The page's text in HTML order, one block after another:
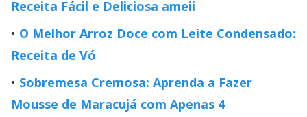
Receita Fácil e Deliciosa ameii
O Melhor Arroz Doce com Leite Condensado:
Receita de Vó
Sobremesa Cremosa: Aprenda a Fazer
Mousse de Maracujá com Apenas 4